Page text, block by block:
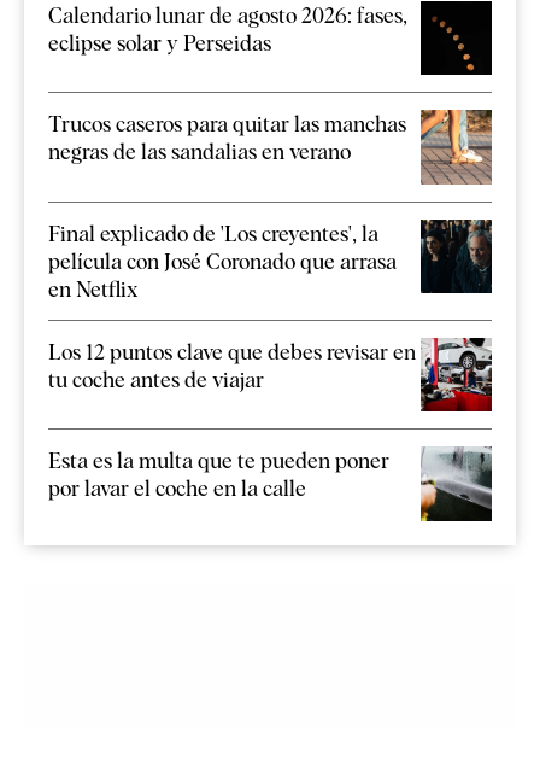
Calendario lunar de agosto 2026: fases,
eclipse solar y Perseidas
Trucos caseros para quitar las manchas
negras de las sandalias en verano
Final explicado de 'Los creyentes', la
película con José Coronado que arrasa
en Netflix
Los 12 puntos clave que debes revisar en
tu coche antes de viajar
Esta es la multa que te pueden poner
por lavar el coche en la calle